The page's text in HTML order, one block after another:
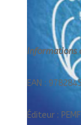
Informations
EAN :
Éditeur : PEMF